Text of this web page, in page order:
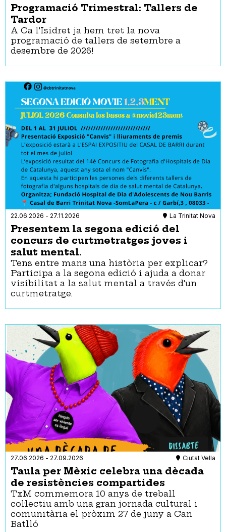
Programació Trimestral: Tallers de
Tardor
A Ca l'Isidret ja hem tret la nova
programació de tallers de setembre a
desembre de 2026!
22.06.2026 - 27.11.2026 La Trinitat Nova
Presentem la segona edició del
concurs de curtmetratges joves i
salut mental.
Tens entre mans una història per explicar?
Participa a la segona edició i ajuda a donar
visibilitat a la salut mental a través d'un
curtmetratge.
27.06.2026 - 27.09.2026 Ciutat Vella
Taula per Mèxic celebra una dècada
de resistències compartides
TxM commemora 10 anys de treball
col·lectiu amb una gran jornada cultural i
comunitària el pròxim 27 de juny a Can
Batlló